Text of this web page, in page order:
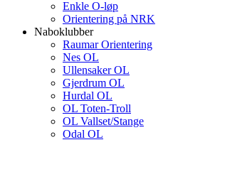
Enkle O-løp
Orientering på NRK
Naboklubber
Raumar Orientering
Nes OL
Ullensaker OL
Gjerdrum OL
Hurdal OL
OL Toten-Troll
OL Vallset/Stange
Odal OL